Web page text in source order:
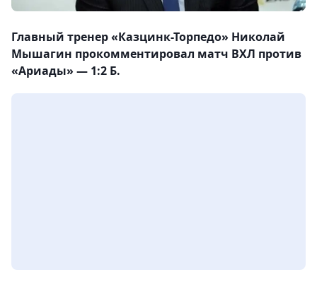
Главный тренер «Казцинк-Торпедо» Николай
Мышагин прокомментировал матч ВХЛ против
«Ариады» — 1:2 Б.